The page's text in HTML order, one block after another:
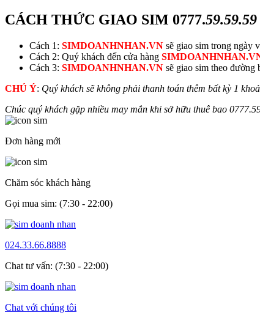
CÁCH THỨC GIAO SIM 0777.59.59.59
Cách 1: SIMDOANHNHAN.VN sẽ giao sim trong ngày
Cách 2: Quý khách đến cửa hàng
Cách 3: SIMDOANHNHAN.VN sẽ giao sim theo đường
CHÚ Ý: Quý khách sẽ không phải thanh toán thêm bất kỳ 1
Chúc quý khách gặp nhiều may mắn khi sở hữu thuê bao 0777.
Đơn hàng mới
Chăm sóc khách hàng
Gọi mua sim: (7:30 - 22:00)
024.33.66.8888
Chat tư vấn: (7:30 - 22:00)
Chat với chúng tôi